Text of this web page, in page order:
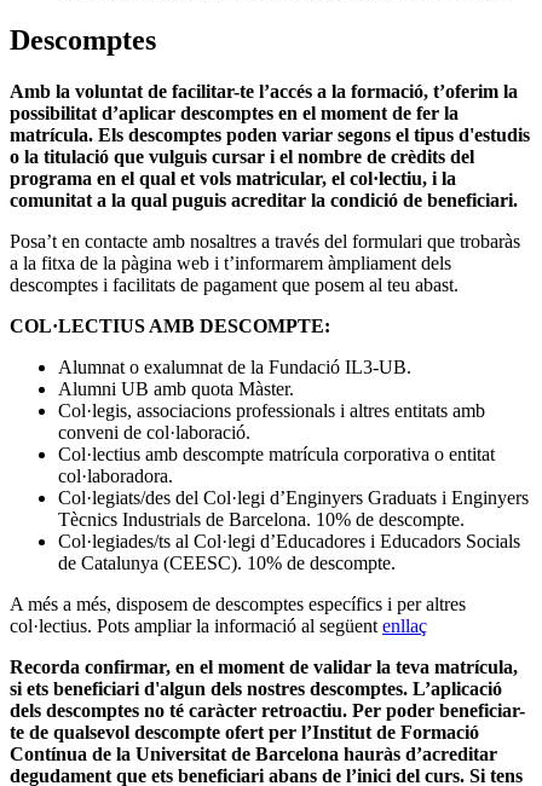
Descomptes
Amb la voluntat de facilitar-te l’accés a la formació, t’oferim la
possibilitat d’aplicar descomptes en el moment de fer la
matrícula. Els descomptes poden variar segons el tipus d'estudis
o la titulació que vulguis cursar i el nombre de crèdits del
programa en el qual et vols matricular, el col·lectiu, i la
comunitat a la qual puguis acreditar la condició de beneficiari.
Posa’t en contacte amb nosaltres a través del formulari que trobaràs
a la fitxa de la pàgina web i t’informarem àmpliament dels
descomptes i facilitats de pagament que posem al teu abast.
COL·LECTIUS AMB DESCOMPTE:
Alumnat o exalumnat de la Fundació IL3-UB.
Alumni UB amb quota Màster.
Col·legis, associacions professionals i altres entitats amb
conveni de col·laboració.
Col·lectius amb descompte matrícula corporativa o entitat
col·laboradora.
Col·legiats/des del Col·legi d’Enginyers Graduats i Enginyers
Tècnics Industrials de Barcelona. 10% de descompte.
Col·legiades/ts al Col·legi d’Educadores i Educadors Socials
de Catalunya (CEESC). 10% de descompte.
A més a més, disposem de descomptes específics i per altres
col·lectius. Pots ampliar la informació al següent enllaç
Recorda confirmar, en el moment de validar la teva matrícula,
si ets beneficiari d'algun dels nostres descomptes. L’aplicació
dels descomptes no té caràcter retroactiu. Per poder beneficiar-
te de qualsevol descompte ofert per l’Institut de Formació
Contínua de la Universitat de Barcelona hauràs d’acreditar
degudament que ets beneficiari abans de l’inici del curs. Si tens